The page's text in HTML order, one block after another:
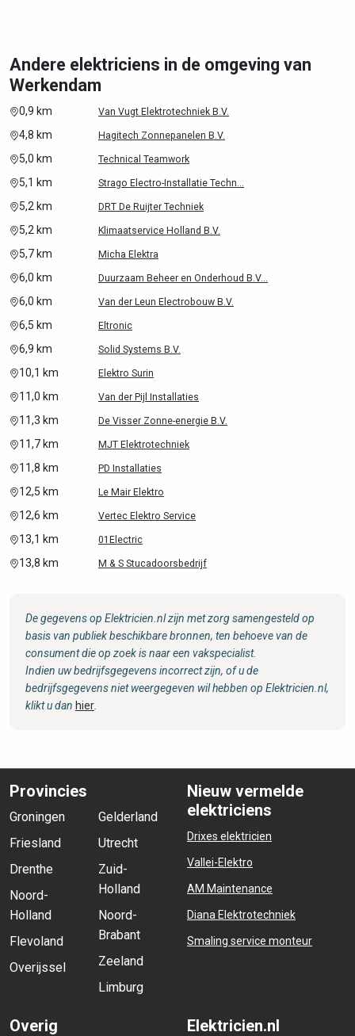
Andere elektriciens in de omgeving van
Werkendam
0,9 km Van Vugt Elektrotechniek B.V.
4,8 km Hagitech Zonnepanelen B.V.
5,0 km Technical Teamwork
5,1 km Strago Electro-Installatie Techn...
5,2 km DRT De Ruijter Techniek
5,2 km Klimaatservice Holland B.V.
5,7 km Micha Elektra
6,0 km Duurzaam Beheer en Onderhoud B.V...
6,0 km Van der Leun Electrobouw B.V.
6,5 km Eltronic
6,9 km Solid Systems B.V.
10,1 km Elektro Surin
11,0 km Van der Pijl Installaties
11,3 km De Visser Zonne-energie B.V.
11,7 km MJT Elektrotechniek
11,8 km PD Installaties
12,5 km Le Mair Elektro
12,6 km Vertec Elektro Service
13,1 km 01Electric
13,8 km M & S Stucadoorsbedrijf
De gegevens op Elektricien.nl zijn met zorg samengesteld op
basis van publiek beschikbare bronnen, ten behoeve van de
consument die op zoek is naar een vakspecialist.
Indien uw bedrijfsgegevens incorrect zijn, of u de
bedrijfsgegevens niet weergegeven wil hebben op Elektricien.nl,
klikt u dan hier
Provincies
Groningen
Friesland
Drenthe
Noord-
Holland
Flevoland
Overijssel
Gelderland
Utrecht
Zuid-
Holland
Noord-
Brabant
Zeeland
Limburg
Nieuw vermelde
elektriciens
Drixes elektricien
Vallei-Elektro
AM Maintenance
Diana Elektrotechniek
Smaling service monteur
Overig Elektricien.nl